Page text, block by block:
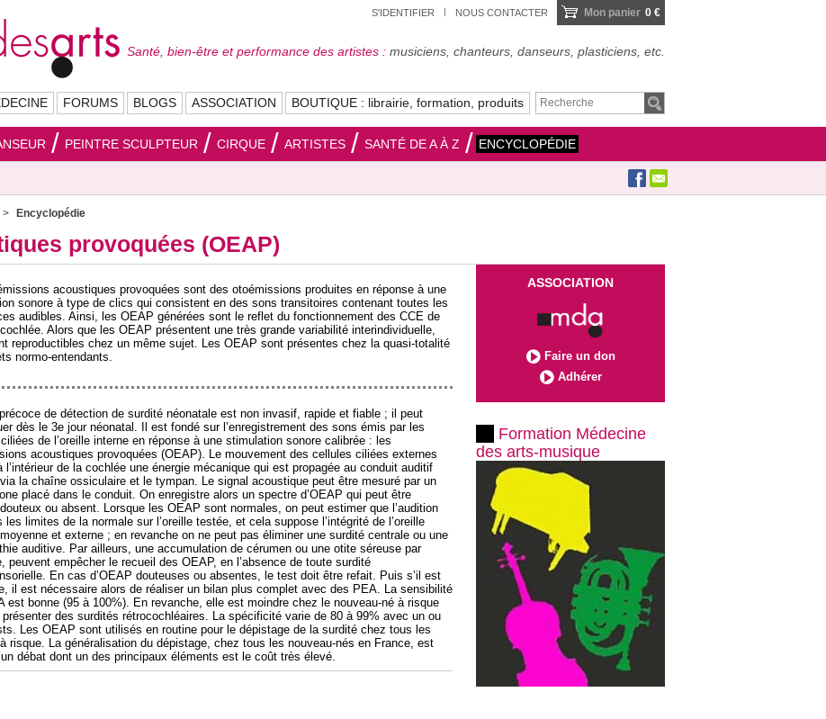
S'IDENTIFIER NOUS CONTACTER Mon panier 0 €
Santé, bien-être et performance des artistes : musiciens, chanteurs, danseurs, plasticiens, etc.
FORUMS BLOGS ASSOCIATION BOUTIQUE : librairie, formation, produits
PEINTRE SCULPTEUR CIRQUE ARTISTES SANTÉ DE A À Z ENCYCLOPÉDIE
Encyclopédie
provoquées (OEAP)
acoustiques provoquées sont des otoémissions produites en réponse à une
sonore à type de clics qui consistent en des sons transitoires contenant toutes les
audibles. Ainsi, les OEAP générées sont le reflet du fonctionnement des CCE de
Alors que les OEAP présentent une très grande variabilité interindividuelle,
reproductibles chez un même sujet. Les OEAP sont présentes chez la quasi-totalité
normo-entendants.
de détection de surdité néonatale est non invasif, rapide et fiable ; il peut
dès le 3e jour néonatal. Il est fondé sur l’enregistrement des sons émis par les
de l’oreille interne en réponse à une stimulation sonore calibrée : les
acoustiques provoquées (OEAP). Le mouvement des cellules ciliées externes
l’intérieur de la cochlée une énergie mécanique qui est propagée au conduit auditif
la chaîne ossiculaire et le tympan. Le signal acoustique peut être mesuré par un
placé dans le conduit. On enregistre alors un spectre d’OEAP qui peut être
ou absent. Lorsque les OEAP sont normales, on peut estimer que l’audition
les limites de la normale sur l’oreille testée, et cela suppose l’intégrité de l’oreille
et externe ; en revanche on ne peut pas éliminer une surdité centrale ou une
auditive. Par ailleurs, une accumulation de cérumen ou une otite séreuse par
peuvent empêcher le recueil des OEAP, en l’absence de toute surdité
En cas d’OEAP douteuses ou absentes, le test doit être refait. Puis s’il est
il est nécessaire alors de réaliser un bilan plus complet avec des PEA. La sensibilité
est bonne (95 à 100%). En revanche, elle est moindre chez le nouveau-né à risque
présenter des surdités rétrocochléaires. La spécificité varie de 80 à 99% avec un ou
Les OEAP sont utilisés en routine pour le dépistage de la surdité chez tous les
risque. La généralisation du dépistage, chez tous les nouveau-nés en France, est
débat dont un des principaux éléments est le coût très élevé.
ASSOCIATION
Faire un don
Adhérer
Formation Médecine
des arts-musique